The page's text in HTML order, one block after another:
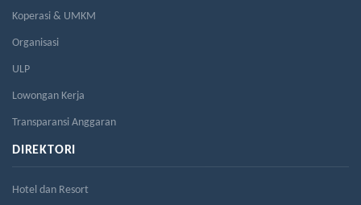
Koperasi & UMKM
Organisasi
ULP
Lowongan Kerja
Transparansi Anggaran
DIREKTORI
Hotel dan Resort